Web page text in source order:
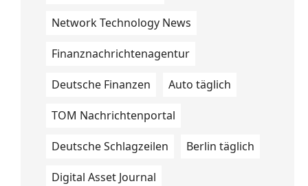
Network Technology News
Finanznachrichtenagentur
Deutsche Finanzen Auto täglich
TOM Nachrichtenportal
Deutsche Schlagzeilen Berlin täglich
Digital Asset Journal